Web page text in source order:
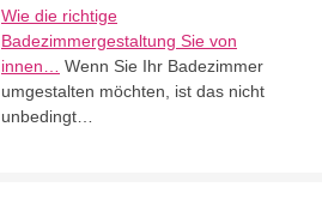
Wie die richtige
Badezimmergestaltung Sie von
innen…
Wenn Sie Ihr Badezimmer
umgestalten möchten, ist das nicht
unbedingt…